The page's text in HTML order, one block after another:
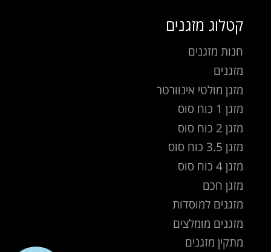
קטלוג מזגנים
חנות מזגנים
מזגנים
מזגן מולטי אינוורטר
מזגן 1 כוח סוס
מזגן 2 כוח סוס
מזגן 3.5 כוח סוס
מזגן 4 כוח סוס
מזגן חכם
מזגנים למוסדות
מזגנים מומלצים
מתקין מזגנים